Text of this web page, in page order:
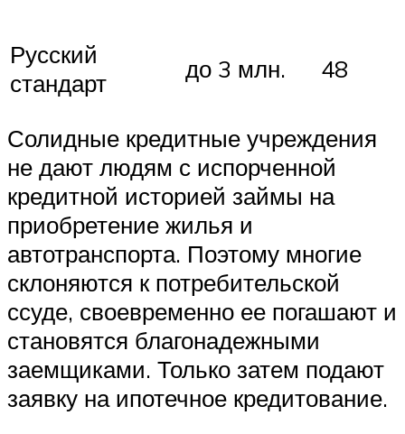
Русский
стандарт
до 3 млн. 48
Солидные кредитные учреждения
не дают людям с испорченной
кредитной историей займы на
приобретение жилья и
автотранспорта. Поэтому многие
склоняются к потребительской
ссуде, своевременно ее погашают и
становятся благонадежными
заемщиками. Только затем подают
заявку на ипотечное кредитование.